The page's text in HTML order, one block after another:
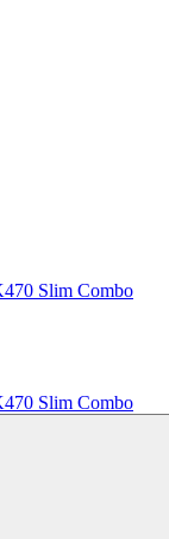
Slim Combo
Slim Combo